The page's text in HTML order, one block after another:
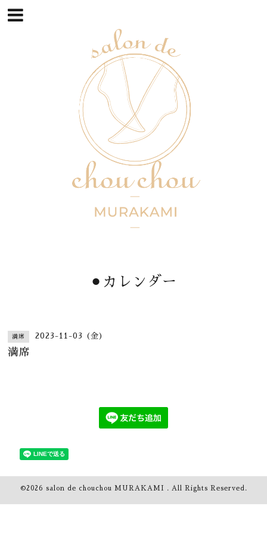
⚫︎カレンダー
満席 2023-11-03 (金)
満席
©2026 salon de chouchou MURAKAMI . All Rights Reserved.